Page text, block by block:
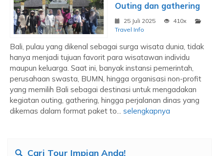
Outing dan gathering
25 Juli 2025
410x
Travel Info
Bali, pulau yang dikenal sebagai surga wisata dunia, tidak
hanya menjadi tujuan favorit para wisatawan individu
maupun keluarga. Saat ini, banyak instansi pemerintah,
perusahaan swasta, BUMN, hingga organisasi non-profit
yang memilih Bali sebagai destinasi untuk mengadakan
kegiatan outing, gathering, hingga perjalanan dinas yang
dikemas dalam format paket to... selengkapnya
Cari Tour Impian Anda!